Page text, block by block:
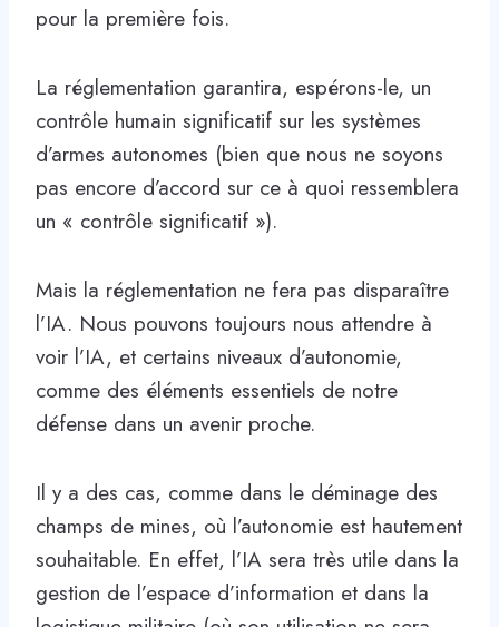
pour la première fois.
La réglementation garantira, espérons-le, un
contrôle humain significatif sur les systèmes
d’armes autonomes (bien que nous ne soyons
pas encore d’accord sur ce à quoi ressemblera
un « contrôle significatif »).
Mais la réglementation ne fera pas disparaître
l’IA. Nous pouvons toujours nous attendre à
voir l’IA, et certains niveaux d’autonomie,
comme des éléments essentiels de notre
défense dans un avenir proche.
Il y a des cas, comme dans le déminage des
champs de mines, où l’autonomie est hautement
souhaitable. En effet, l’IA sera très utile dans la
gestion de l’espace d’information et dans la